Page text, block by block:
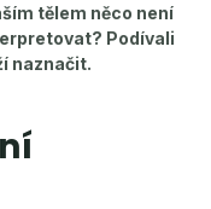
tělem něco není
Podívali
naznačit.